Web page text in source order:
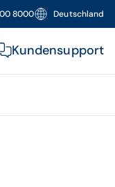
8000 Deutschland
Kundensupport